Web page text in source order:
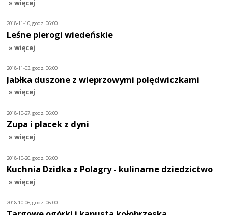
» więcej
2018-11-10, godz. 06:00
Leśne pierogi wiedeńskie
» więcej
2018-11-03, godz. 06:00
Jabłka duszone z wieprzowymi polędwiczkami
» więcej
2018-10-27, godz. 06:00
Zupa i placek z dyni
» więcej
2018-10-20, godz. 06:00
Kuchnia Dzidka z Polagry - kulinarne dziedzictwo
» więcej
2018-10-06, godz. 06:00